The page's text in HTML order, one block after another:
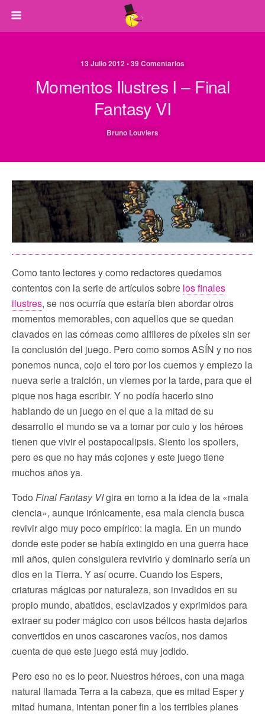
13 Julio 2012 • 39 Comentarios
Momentos Ilustres I – Final
Fantasy VI
Bruno Louviers
Como tanto lectores y como redactores quedamos
contentos con la serie de artículos sobre los finales
ilustres, se nos ocurría que estaría bien abordar otros
momentos memorables, con aquellos que se quedan
clavados en las córneas como alfileres de píxeles sin ser
la conclusión del juego. Pero como somos ASÍN y no nos
ponemos nunca, cojo el toro por los cuernos y empiezo la
nueva serie a traición, un viernes por la tarde, para que el
pique nos haga escribir. Y no podía hacerlo sino
hablando de un juego en el que a la mitad de su
desarrollo el mundo se va a tomar por culo y los héroes
tienen que vivir el postapocalipsis. Siento los spoilers,
pero es que no hay más cojones y este juego tiene
muchos años ya.
Todo Final Fantasy VIgira en torno a la idea de la «mala
ciencia», aunque irónicamente, esa mala ciencia busca
revivir algo muy poco empírico: la magia. En un mundo
donde este poder se había extingido en una guerra hace
mil años, quien consiguiera revivirlo y dominarlo sería un
dios en la Tierra. Y así ocurre. Cuando los Espers,
criaturas mágicas por naturaleza, son invadidos en su
propio mundo, abatidos, esclavizados y exprimidos para
extraer su poder mágico con usos bélicos hasta dejarlos
convertidos en unos cascarones vacíos, nos damos
cuenta de que este juego está muy jodido.
Pero eso no es lo peor. Nuestros héroes, con una maga
natural llamada Terra a la cabeza, que es mitad Esper y
mitad humana, intentan poner fin a los terribles planes